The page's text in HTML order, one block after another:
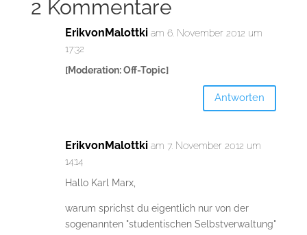
2 Kommentare
ErikvonMalottki am 6. November 2012 um
17:32
[Moderation: Off-Topic]
Antworten
ErikvonMalottki am 7. November 2012 um
14:14
Hallo Karl Marx,
warum sprichst du eigentlich nur von der
sogenannten "studentischen Selbstverwaltung"